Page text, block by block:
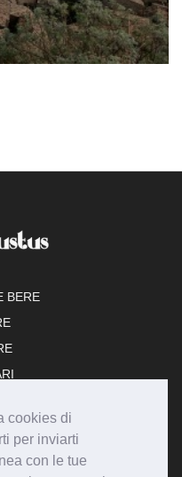
cookies di
per inviarti
con le tue
BERE